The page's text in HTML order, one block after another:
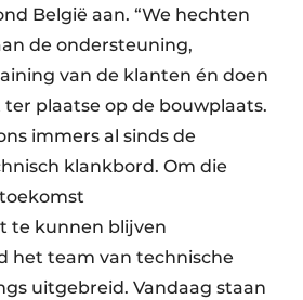
België aan. “We hechten
de ondersteuning,
van de klanten én doen
plaatse op de bouwplaats.
immers al sinds de
klankbord. Om die
te kunnen blijven
het team van technische
uitgebreid. Vandaag staan